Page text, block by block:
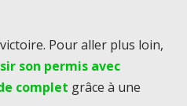
Pour aller plus loin,
son permis avec
complet grâce à une